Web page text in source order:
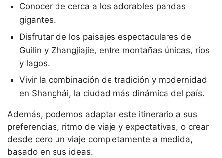
Conocer de cerca a los adorables pandas
gigantes.
Disfrutar de los paisajes espectaculares de
Guilin y Zhangjiajie, entre montañas únicas, ríos
y lagos.
Vivir la combinación de tradición y modernidad
en Shanghái, la ciudad más dinámica del país.
Además, podemos adaptar este itinerario a sus
preferencias, ritmo de viaje y expectativas, o crear
desde cero un viaje completamente a medida,
basado en sus ideas.